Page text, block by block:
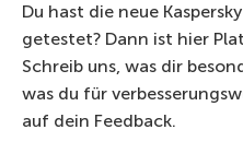
Du hast die neue
getestet? Dann ist hier
Schreib uns, was dir
was du für
auf dein Feedback.